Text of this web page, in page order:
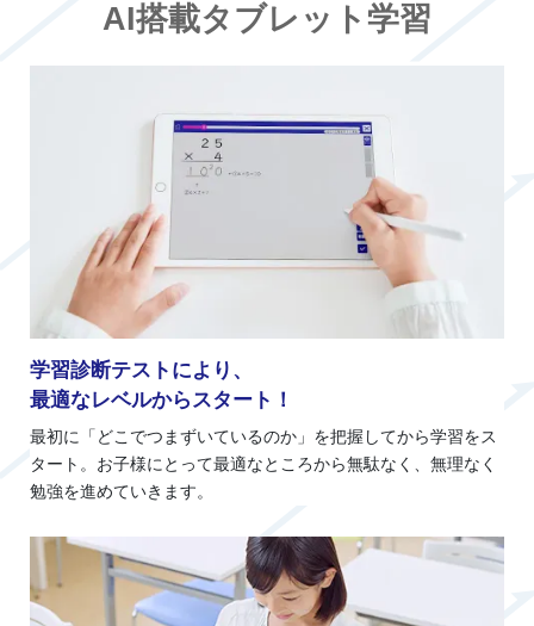
AI搭載タブレット学習
学習診断テストにより、
最適なレベルからスタート！
最初に「どこでつまずいているのか」を把握してから学習をス
タート。お子様にとって最適なところから無駄なく、無理なく
勉強を進めていきます。